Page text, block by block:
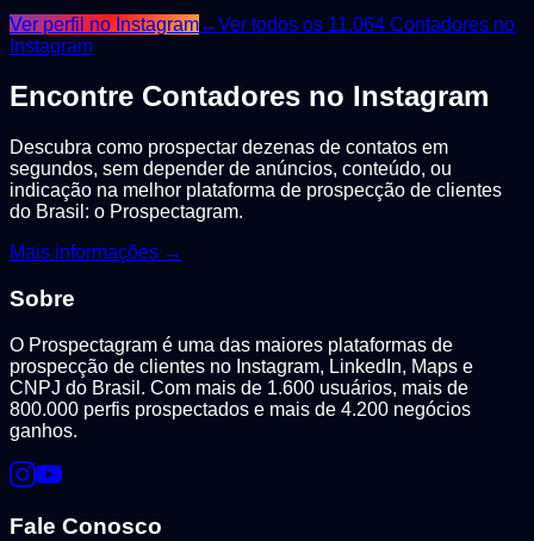
Ver perfil no Instagram←Ver todos os 11.064 Contadores no
Instagram
Encontre Contadores no Instagram
Descubra como prospectar dezenas de contatos em
segundos, sem depender de anúncios, conteúdo, ou
indicação na melhor plataforma de prospecção de clientes
do Brasil: o Prospectagram.
Mais informações →
Sobre
O Prospectagram é uma das maiores plataformas de
prospecção de clientes no Instagram, LinkedIn, Maps e
CNPJ do Brasil. Com mais de 1.600 usuários, mais de
800.000 perfis prospectados e mais de 4.200 negócios
ganhos.
Fale Conosco